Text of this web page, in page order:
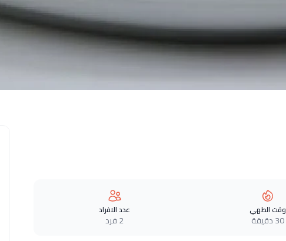
وقت الطهي
30 دقيقة
عدد الافراد
2 فرد